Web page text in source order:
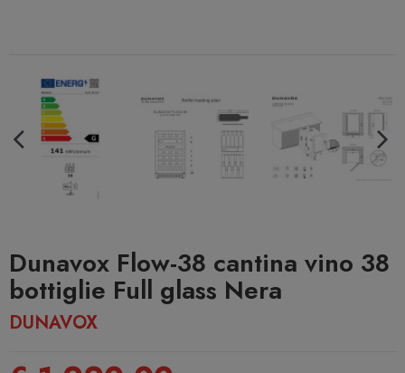
Dunavox Flow-38 cantina vino 38
bottiglie Full glass Nera
DUNAVOX